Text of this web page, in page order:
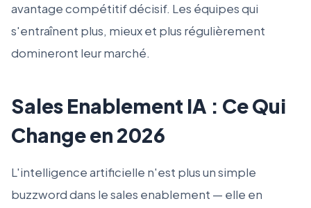
avantage compétitif décisif. Les équipes qui
s'entraînent plus, mieux et plus régulièrement
domineront leur marché.
Sales Enablement IA : Ce Qui
Change en 2026
L'intelligence artificielle n'est plus un simple
buzzword dans le sales enablement — elle en